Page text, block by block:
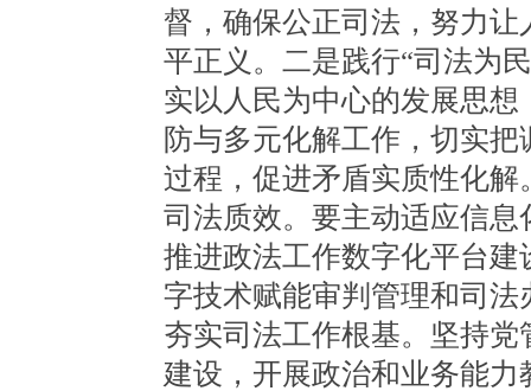
督，确保公正司法，努力
平正义。二是践行“司法为
实以人民为中心的发展思
防与多元化解工作，切实
过程，促进矛盾实质性化解
司法质效。要主动适应信
推进政法工作数字化平台
字技术赋能审判管理和司法
夯实司法工作根基。坚持
建设，开展政治和业务能